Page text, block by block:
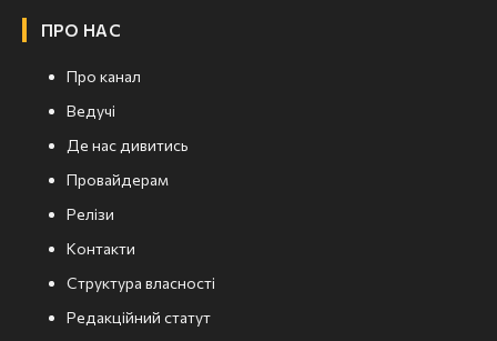
ПРО НАС
Про канал
Ведучі
Де нас дивитись
Провайдерам
Релізи
Контакти
Структура власності
Редакційний статут